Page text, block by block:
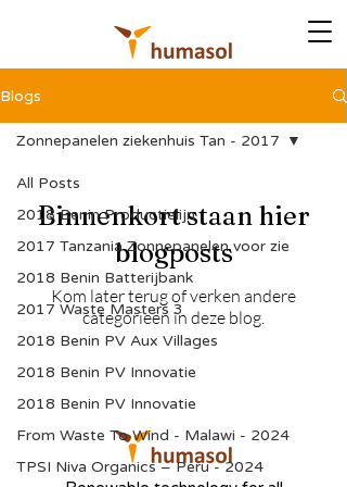
Blogs
All Posts
2018 Benin Productielijn
2017 Tanzania Zonnepanelen voor zie
2018 Benin Batterijbank
2017 Waste Masters 3
2018 Benin PV Aux Villages
2018 Benin PV Innovatie
2018 Benin PV Innovatie
From Waste To Wind - Malawi - 2024
TPSI Niva Organics – Peru - 2024
Zonnepanelen ziekenhuis Tan - 2017
Binnenkort staan hier
blogposts
Kom later terug of verken andere
categorieën in deze blog.